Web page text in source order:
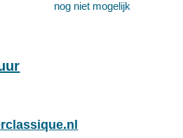
niet mogelijk